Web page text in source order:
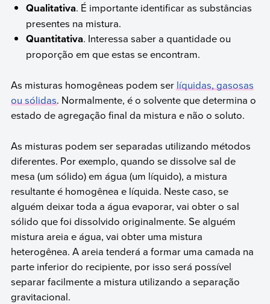
Qualitativa. É importante identificar as substâncias
presentes na mistura.
Quantitativa. Interessa saber a quantidade ou
proporção em que estas se encontram.
As misturas homogêneas podem serlíquidas, gasosas
ou sólidas. Normalmente, é o solvente que determina o
estado de agregação final da mistura e não o soluto.
As misturas podem ser separadas utilizando métodos
diferentes. Por exemplo, quando se dissolve sal de
mesa (um sólido) em água (um líquido), a mistura
resultante é homogênea e líquida. Neste caso, se
alguém deixar toda a água evaporar, vai obter o sal
sólido que foi dissolvido originalmente. Se alguém
mistura areia e água, vai obter uma mistura
heterogênea. A areia tenderá a formar uma camada na
parte inferior do recipiente, por isso será possível
separar facilmente a mistura utilizando a separação
gravitacional.